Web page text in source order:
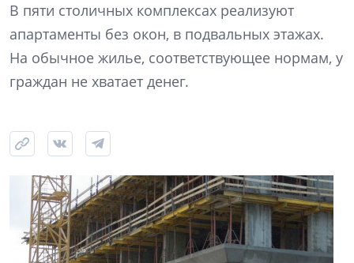
В пяти столичных комплексах реализуют
апартаменты без окон, в подвальных этажах.
На обычное жилье, соответствующее нормам, у
граждан не хватает денег.